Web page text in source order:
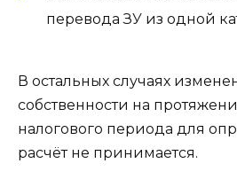
перевода ЗУ из одной
В остальных случаях
собственности на
налогового периода для
расчёт не принимается.